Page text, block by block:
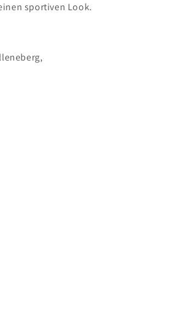
sportiven Look.